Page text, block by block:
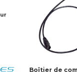
Boîtier de